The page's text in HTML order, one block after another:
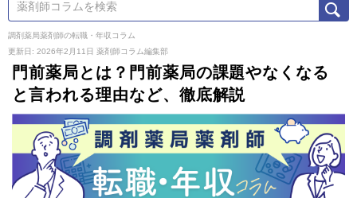
調剤薬局薬剤師の転職・年収コラム
更新日: 2026年2月11日 薬剤師コラム編集部
門前薬局とは？門前薬局の課題やなくなる
と言われる理由など、徹底解説